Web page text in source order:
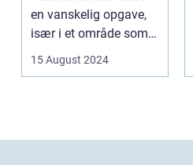
en vanskelig opgave,
især i et område som
15 August 2024